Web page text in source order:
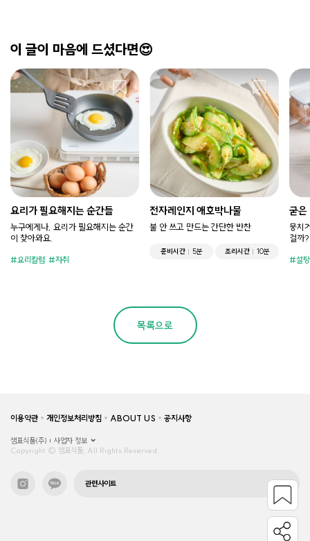
이 글이 마음에 드셨다면😍
요리가 필요해지는 순간들
누구에게나, 요리가 필요해지는 순간
이 찾아와요.
요리칼럼 자취
전자레인지 애호박나물
불 안 쓰고 만드는 간단한 반찬
준비시간 5분 조리시간 10분
굳은
뭉치
걸까?
설탕
목록으로
이용약관 개인정보처리방침 ABOUT US 공지사항
샘표식품(주)
사업자 정보
Copyright © 샘표식품, All Rights Reserved.
관련사이트